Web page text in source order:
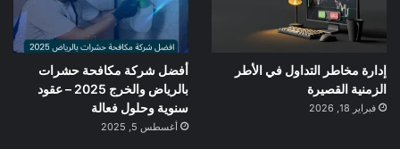
إدارة مخاطر التداول في الأطر
الزمنية القصيرة
فبراير 18, 2026
أفضل شركة مكافحة حشرات
بالرياض والخرج 2025 – عقود
سنوية وحلول فعالة
أغسطس 5, 2025